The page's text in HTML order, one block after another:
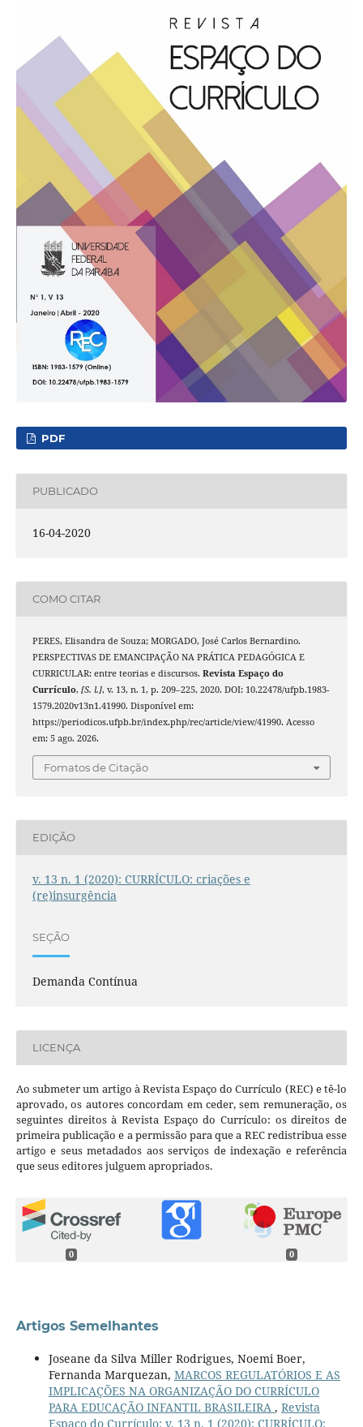
PDF
PUBLICADO
16-04-2020
COMO CITAR
PERES, Elisandra de Souza; MORGADO, José Carlos Bernardino.
PERSPECTIVAS DE EMANCIPAÇÃO NA PRÁTICA PEDAGÓGICA E
CURRICULAR: entre teorias e discursos. Revista Espaço do
Currículo, [S. l.], v. 13, n. 1, p. 209–225, 2020. DOI: 10.22478/ufpb.1983-
1579.2020v13n1.41990. Disponível em:
https://periodicos.ufpb.br/index.php/rec/article/view/41990. Acesso
em: 5 ago. 2026.
Fomatos de Citação
EDIÇÃO
v. 13 n. 1 (2020): CURRÍCULO: criações e
(re)insurgência
SEÇÃO
Demanda Contínua
LICENÇA
Ao submeter um artigo à Revista Espaço do Currículo (REC) e tê-lo
aprovado, os autores concordam em ceder, sem remuneração, os
seguintes direitos à Revista Espaço do Currículo: os direitos de
primeira publicação e a permissão para que a REC redistribua esse
artigo e seus metadados aos serviços de indexação e referência
que seus editores julguem apropriados.
0 0
Artigos Semelhantes
Joseane da Silva Miller Rodrigues, Noemi Boer,
Fernanda Marquezan, MARCOS REGULATÓRIOS E AS
IMPLICAÇÕES NA ORGANIZAÇÃO DO CURRÍCULO
PARA EDUCAÇÃO INFANTIL BRASILEIRA , Revista
Espaço do Currículo: v. 13 n. 1 (2020): CURRÍCULO: